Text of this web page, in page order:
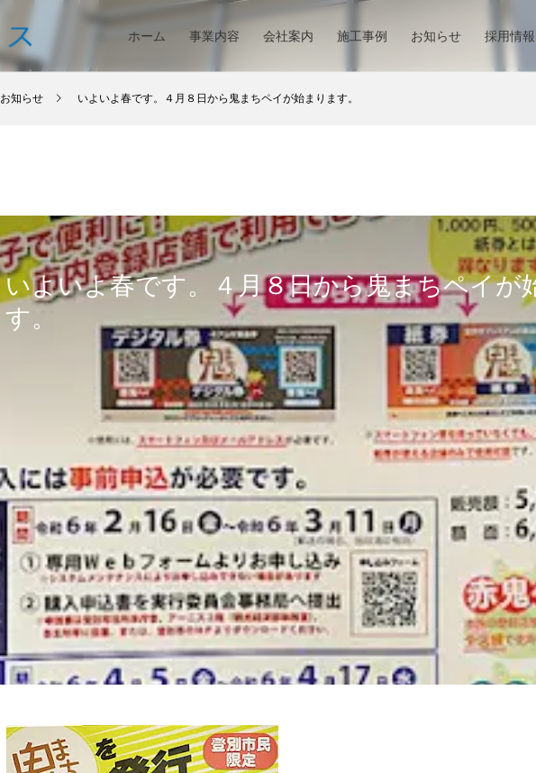
ホーム 事業内容 会社案内 施工事例 お知らせ 採用情報
お知らせ いよいよ春です。４月８日から鬼まちペイが始まります。
いよいよ春です。４月８日から鬼まちペイが
す。